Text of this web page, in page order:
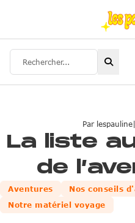
Rechercher
Par lespauline|
La liste
de
Aventures
Nos conseils
Notre matériel voyage